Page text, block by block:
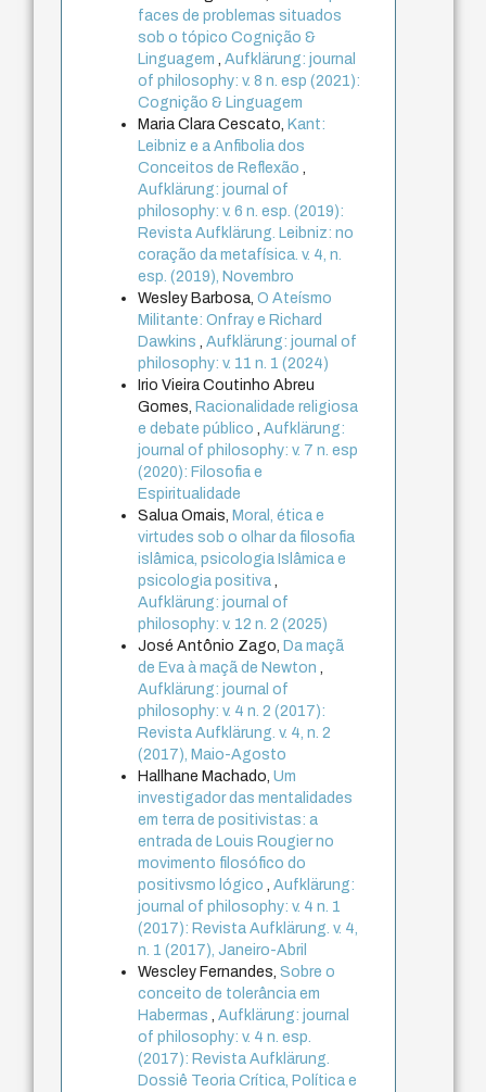
faces de problemas situados
sob o tópico Cognição &
Linguagem,Aufklärung: journal
of philosophy: v. 8 n. esp (2021):
Cognição & Linguagem
Maria Clara Cescato, Kant:
Leibniz e a Anfibolia dos
Conceitos de Reflexão,
Aufklärung: journal of
philosophy: v. 6 n. esp. (2019):
Revista Aufklärung. Leibniz: no
coração da metafísica. v. 4, n.
esp. (2019), Novembro
Wesley Barbosa,O Ateísmo
Militante: Onfray e Richard
Dawkins,Aufklärung: journal of
philosophy: v. 11 n. 1 (2024)
Irio Vieira Coutinho Abreu
Gomes, Racionalidade religiosa
e debate público,Aufklärung:
journal of philosophy: v. 7 n. esp
(2020): Filosofia e
Espiritualidade
Salua Omais, Moral, ética e
virtudes sob o olhar da filosofia
islâmica, psicologia Islâmica e
psicologia positiva,
Aufklärung: journal of
philosophy: v. 12 n. 2 (2025)
José Antônio Zago, Da maçã
de Eva à maçã de Newton,
Aufklärung: journal of
philosophy: v. 4 n. 2 (2017):
Revista Aufklärung. v. 4, n. 2
(2017), Maio-Agosto
Hallhane Machado,Um
investigador das mentalidades
em terra de positivistas: a
entrada de Louis Rougier no
movimento filosófico do
positivsmo lógico,Aufklärung:
journal of philosophy: v. 4 n. 1
(2017): Revista Aufklärung. v. 4,
n. 1 (2017), Janeiro-Abril
Wescley Fernandes,Sobre o
conceito de tolerância em
Habermas,Aufklärung: journal
of philosophy: v. 4 n. esp.
(2017): Revista Aufklärung.
Dossiê Teoria Crítica, Política e